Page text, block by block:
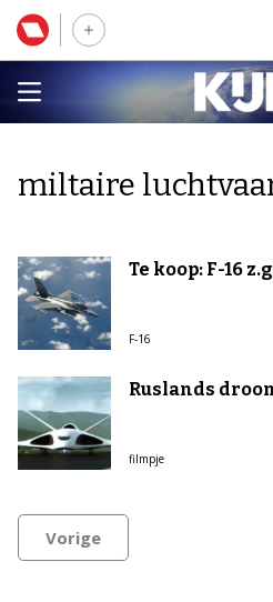
miltaire
Te koop: F-16
F-16
Ruslands
filmpje
Vorige